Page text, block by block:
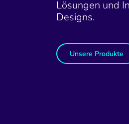
Lösungen und
Designs.
Unsere Produkte